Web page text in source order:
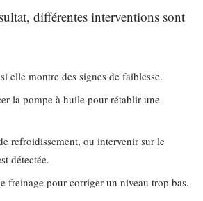
différentes interventions sont
elle montre des signes de faiblesse.
la pompe à huile pour rétablir une
refroidissement, ou intervenir sur le
détectée.
freinage pour corriger un niveau trop bas.